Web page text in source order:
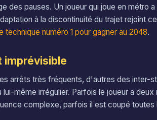
des pauses. Un joueur qui joue en métro
à la discontinuité du trajet rejoint
technique numéro 1 pour gagner au 2048.
imprévisible
arrêts très fréquents, d'autres des inter-
même irrégulier. Parfois le joueur a
complexe, parfois il est coupé toutes